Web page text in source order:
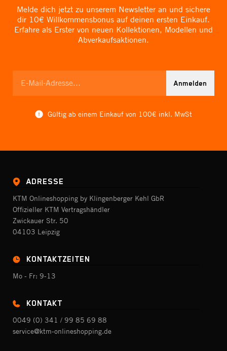
Melde dich jetzt zu unserem Newsletter an und sichere
dir 10€ Willkommensbonus auf deinen ersten Einkauf.
Erfahre als Erster von neuen Kollektionen, Modellen und
Abverkaufsaktionen.
Anmelden
Gültig ab einem Einkauf von 100€ inkl. MwSt
ADRESSE
KTM Onlineshopping by Klingenberger Kehl GbR
Offizieller KTM Vertragshändler
Zwickauer Str. 50
04103 Leipzig
KONTAKTZEITEN
Mo - Fr: 9-13
KONTAKT
0049 (0) 341 / 99 85 69 88
service@ktm-onlineshopping.de